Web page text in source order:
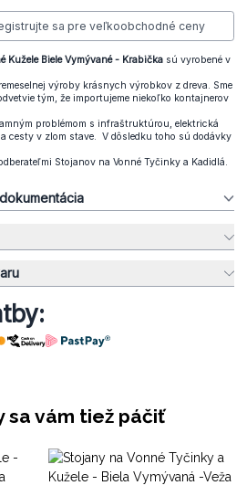
sa pre veľkoobchodné ceny
Kužele Biele Vymývané - Krabička sú vyrobené v
výroby krásnych výrobkov z dreva. Sme
tým, že importujeme niekoľko kontajnerov
problémom s infraštruktúrou, elektrická
cesty v zlom stave. V dôsledku toho sú dodávky
Stojanov na Vonné Tyčinky a Kadidlá.
sa vám tiež páčiť